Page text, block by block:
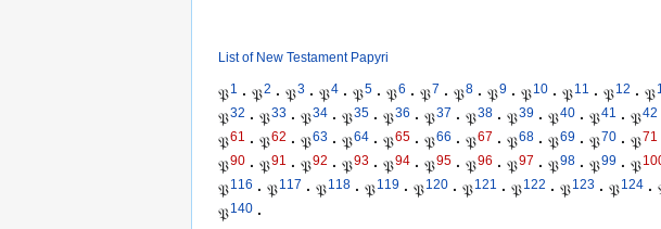
List of New Testament Papyri
𝔓1 · 𝔓2 · 𝔓3 · 𝔓4 · 𝔓5 · 𝔓6 · 𝔓7 · 𝔓8 · 𝔓9 · 𝔓10 · 𝔓11 · 𝔓12 · 𝔓
𝔓32 · 𝔓33 · 𝔓34 · 𝔓35 · 𝔓36 · 𝔓37 · 𝔓38 · 𝔓39 · 𝔓40 · 𝔓41 · 𝔓42
𝔓61 · 𝔓62 · 𝔓63 · 𝔓64 · 𝔓65 · 𝔓66 · 𝔓67 · 𝔓68 · 𝔓69 · 𝔓70 · 𝔓71
𝔓90 · 𝔓91 · 𝔓92 · 𝔓93 · 𝔓94 · 𝔓95 · 𝔓96 · 𝔓97 · 𝔓98 · 𝔓99 · 𝔓
𝔓116 · 𝔓117 · 𝔓118 · 𝔓119 · 𝔓120 · 𝔓121 · 𝔓122 · 𝔓123 · 𝔓124 ·
𝔓140 ·